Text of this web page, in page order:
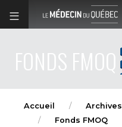
FONDS FMOQ
Accueil Archives
Fonds FMOQ